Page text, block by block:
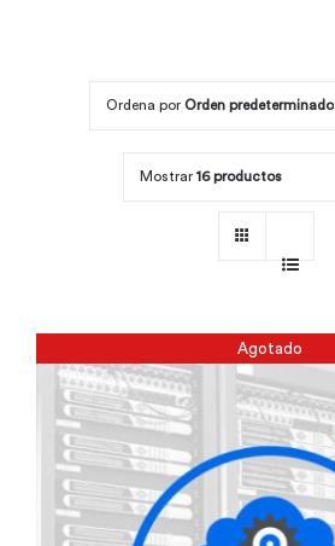
Ordena por Orden predeterminado
Mostrar 16 productos
Agotado